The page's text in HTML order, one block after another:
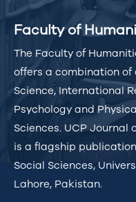
Faculty of
The Faculty of
offers a combination
Science, International
Psychology and
Sciences. UCP Journal
is a flagship
Social Sciences,
Lahore, Pakistan.